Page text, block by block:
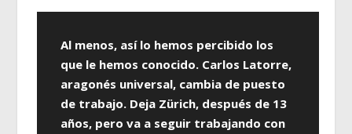
Al menos, así lo hemos percibido los
que le hemos conocido. Carlos Latorre,
aragonés universal, cambia de puesto
de trabajo. Deja Zürich, después de 13
años, pero va a seguir trabajando con